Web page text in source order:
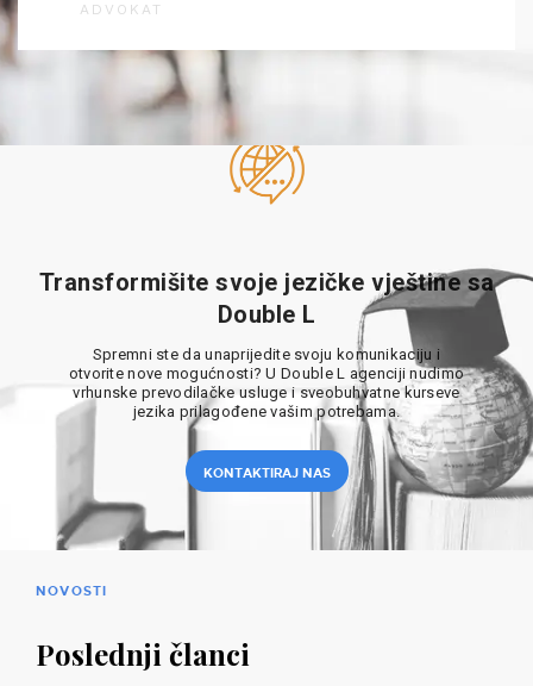
ADVOKAT
Transformišite svoje jezičke vještine sa
Double L
Spremni ste da unaprijedite svoju komunikaciju i
otvorite nove mogućnosti? U Double L agenciji nudimo
vrhunske prevodilačke usluge i sveobuhvatne kurseve
jezika prilagođene vašim potrebama.
KONTAKTIRAJ NAS
NOVOSTI
Poslednji članci